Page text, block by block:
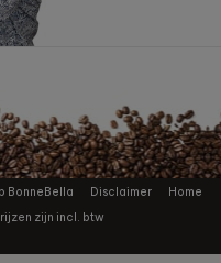
BonneBella Disclaimer
Home
zijn incl. btw